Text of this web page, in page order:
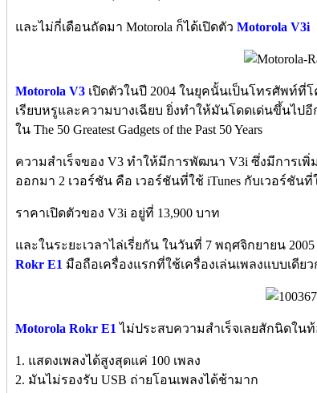
และไม่กี่เดือนถัดมา Motorola ก็ได้เปิดตัว Motorola V3i
Motorola V3 เปิดตัวในปี 2004 ในยุคนั้นเป็นโทรศัพท์ที่
เรียบหรูและความบางเฉียบ ยิ่งทำให้มันโดดเด่นขึ้นไปอี
ใน The 50 Greatest Gadgets of the Past 50 Years
ความสำเร็จของ V3 ทำให้มีการพัฒนา V3i ซึ่งมีการเ
ออกมา 2 เวอร์ชัน คือ เวอร์ชันที่ใช้ iTunes กับเวอร์ชันที่
ราคาเปิดตัวของ V3i อยู่ที่ 13,900 บาท
และในระยะเวลาไล่เรี่ยกัน ในวันที่ 7 พฤศจิกยายน 2005
Rokr E1 มือถือเครื่องแรกที่ใช้เครื่องเล่นเพลงแบบเดียว
Motorola Rokr E1ไม่ประสบความสำเร็จเลยสักนิดใน
1. แสดงเพลงได้สูงสุดแค่ 100 เพลง
2. มันไม่รองรับ USB ถ่ายโอนเพลงได้ช้ามาก